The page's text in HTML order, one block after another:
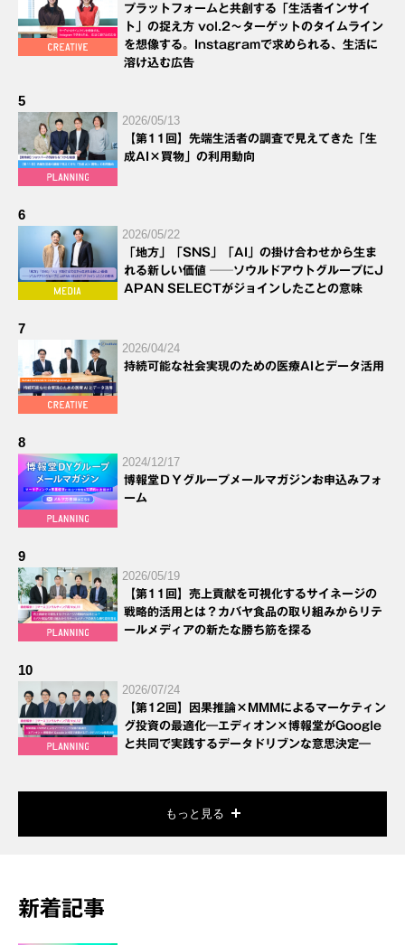
プラットフォームと共創する「生活者インサイ
ト」の捉え方 vol.2～ターゲットのタイムライン
を想像する。Instagramで求められる、生活に
溶け込む広告
5
2026/05/13
【第11回】先端生活者の調査で見えてきた「生
成AI×買物」の利用動向
6
2026/05/22
「地方」「SNS」「AI」の掛け合わせから生ま
れる新しい価値 ──ソウルドアウトグループにJ
APAN SELECTがジョインしたことの意味
7
2026/04/24
持続可能な社会実現のための医療AIとデータ活用
8
2024/12/17
博報堂ＤＹグループメールマガジンお申込みフォ
ーム
9
2026/05/19
【第11回】売上貢献を可視化するサイネージの
戦略的活用とは？カバヤ食品の取り組みからリテ
ールメディアの新たな勝ち筋を探る
10
2026/07/24
【第12回】因果推論×MMMによるマーケティン
グ投資の最適化―エディオン×博報堂がGoogle
と共同で実践するデータドリブンな意思決定―
もっと見る
新着記事